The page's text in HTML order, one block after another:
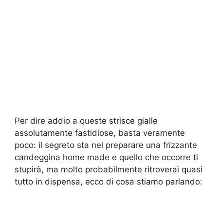
Per dire addio a queste strisce gialle
assolutamente fastidiose, basta veramente
poco: il segreto sta nel preparare una frizzante
candeggina home made e quello che occorre ti
stupirà, ma molto probabilmente ritroverai quasi
tutto in dispensa, ecco di cosa stiamo parlando: